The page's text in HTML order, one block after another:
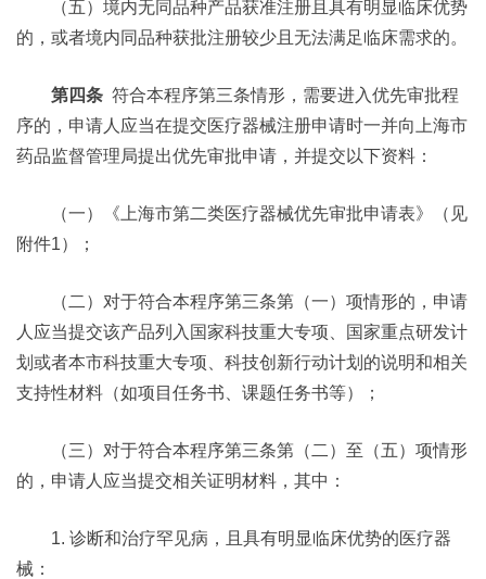
（五）境内无同品种产品获准注册且具有明显临床优势
的，或者境内同品种获批注册较少且无法满足临床需求的。
第四条 符合本程序第三条情形，需要进入优先审批程
序的，申请人应当在提交医疗器械注册申请时一并向上海市
药品监督管理局提出优先审批申请，并提交以下资料：
（一）《上海市第二类医疗器械优先审批申请表》（见
附件1）；
（二）对于符合本程序第三条第（一）项情形的，申请
人应当提交该产品列入国家科技重大专项、国家重点研发计
划或者本市科技重大专项、科技创新行动计划的说明和相关
支持性材料（如项目任务书、课题任务书等）；
（三）对于符合本程序第三条第（二）至（五）项情形
的，申请人应当提交相关证明材料，其中：
1. 诊断和治疗罕见病，且具有明显临床优势的医疗器
械：